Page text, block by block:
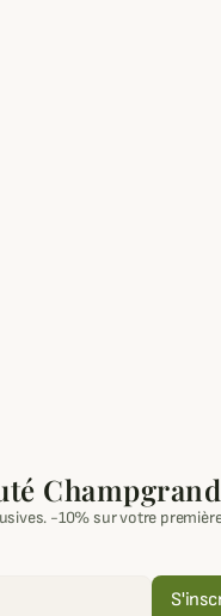
Champgrand
-10% sur votre